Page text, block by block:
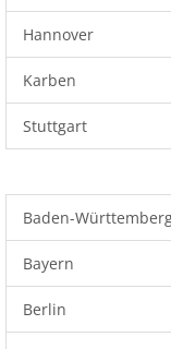
Hannover
Karben
Stuttgart
Baden-
Bayern
Berlin